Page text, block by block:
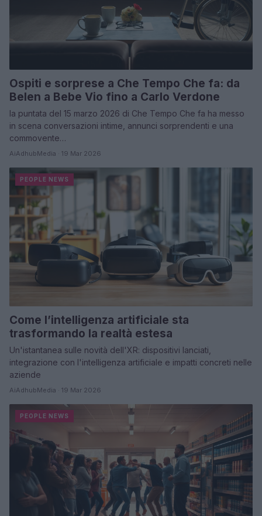
Ospiti e sorprese a Che Tempo Che fa: da
Belen a Bebe Vio fino a Carlo Verdone
la puntata del 15 marzo 2026 di Che Tempo Che fa ha messo
in scena conversazioni intime, annunci sorprendenti e una
commovente…
AiAdhubMedia · 19 Mar 2026
PEOPLE NEWS
Come l’intelligenza artificiale sta
trasformando la realtà estesa
Un'istantanea sulle novità dell'XR: dispositivi lanciati,
integrazione con l'intelligenza artificiale e impatti concreti nelle
aziende
AiAdhubMedia · 19 Mar 2026
PEOPLE NEWS